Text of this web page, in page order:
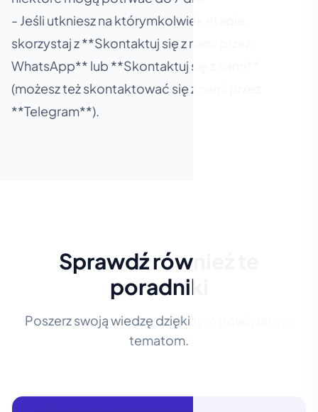
- Jeśli utkniesz na którymkolwiek etapie,
skorzystaj z **Skontaktuj się z nami przez
WhatsApp** lub **Skontaktuj się z nami**
(możesz też skontaktować się z nami przez
**Telegram**).
Sprawdź również te
poradniki
Poszerz swoją wiedzę dzięki tym powiązanym
tematom.